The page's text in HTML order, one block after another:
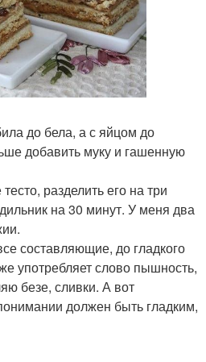
до бела, а с яйцом до
добавить муку и гашенную
разделить его на три
на 30 минут. У меня два
составляющие, до гладкого
употребляет слово пышность,
безе, сливки. А вот
должен быть гладким,